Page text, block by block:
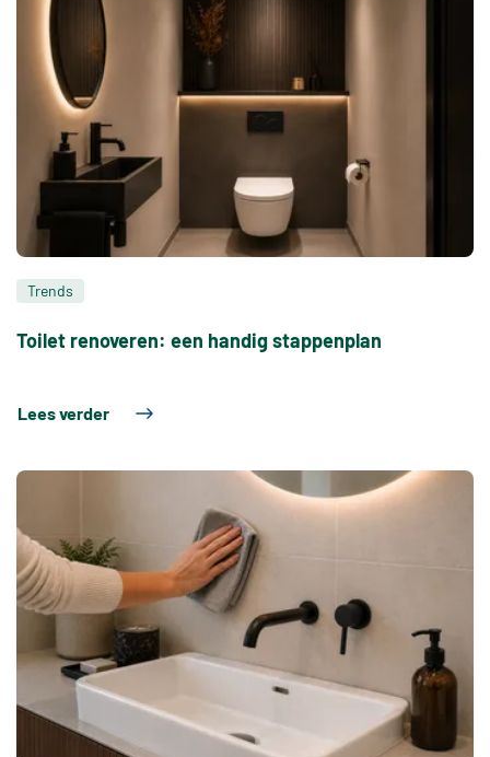
Trends
Toilet renoveren: een handig stappenplan
Lees verder